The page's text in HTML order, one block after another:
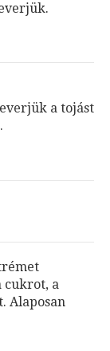
a tojást
cukrot, a
Alaposan